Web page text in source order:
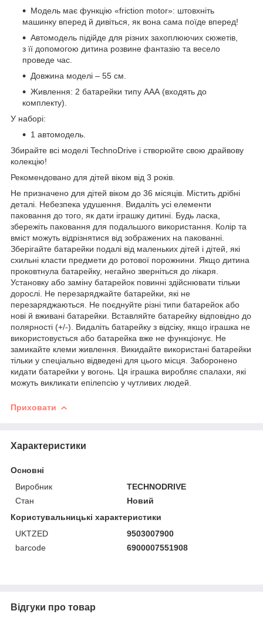
Модель має функцію «friction motor»: штовхніть
машинку вперед й дивіться, як вона сама поїде вперед!
Автомодель підійде для різних захоплюючих сюжетів,
з її допомогою дитина розвине фантазію та весело
проведе час.
Довжина моделі – 55 см.
Живлення: 2 батарейки типу ААА (входять до
комплекту).
У наборі:
1 автомодель.
Збирайте всі моделі TechnoDrive і створюйте свою драйвову
колекцію!
Рекомендовано для дітей віком від 3 років.
Не призначено для дітей віком до 36 місяців. Містить дрібні
деталі. Небезпека удушення. Видаліть усі елементи
паковання до того, як дати іграшку дитині. Будь ласка,
збережіть паковання для подальшого використання. Колір та
вміст можуть відрізнятися від зображених на пакованні.
Зберігайте батарейки подалі від маленьких дітей і дітей, які
схильні класти предмети до ротової порожнини. Якщо дитина
проковтнула батарейку, негайно зверніться до лікаря.
Установку або заміну батарейок повинні здійснювати тільки
дорослі. Не перезаряджайте батарейки, які не
перезаряджаються. Не поєднуйте різні типи батарейок або
нові й вживані батарейки. Вставляйте батарейку відповідно до
полярності (+/-). Видаліть батарейку з відсіку, якщо іграшка не
використовується або батарейка вже не функціонує. Не
замикайте клеми живлення. Викидайте використані батарейки
тільки у спеціально відведені для цього місця. Заборонено
кидати батарейки у вогонь. Ця іграшка виробляє спалахи, які
можуть викликати епілепсію у чутливих людей.
Приховати
Характеристики
Основні
Виробник
TECHNODRIVE
Стан
Новий
Користувальницькі характеристики
UKTZED
9503007900
barcode
6900007551908
Відгуки про товар